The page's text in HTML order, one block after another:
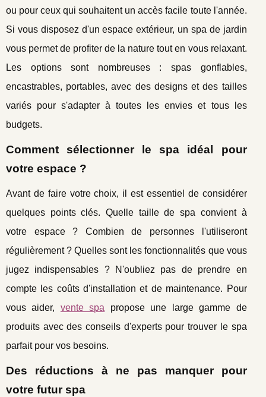
ou pour ceux qui souhaitent un accès facile toute l'année.
Si vous disposez d'un espace extérieur, un spa de jardin
vous permet de profiter de la nature tout en vous relaxant.
Les options sont nombreuses : spas gonflables,
encastrables, portables, avec des designs et des tailles
variés pour s'adapter à toutes les envies et tous les
budgets.
Comment sélectionner le spa idéal pour
votre espace ?
Avant de faire votre choix, il est essentiel de considérer
quelques points clés. Quelle taille de spa convient à
votre espace ? Combien de personnes l'utiliseront
régulièrement ? Quelles sont les fonctionnalités que vous
jugez indispensables ? N'oubliez pas de prendre en
compte les coûts d'installation et de maintenance. Pour
vous aider, vente spa propose une large gamme de
produits avec des conseils d'experts pour trouver le spa
parfait pour vos besoins.
Des réductions à ne pas manquer pour
votre futur spa